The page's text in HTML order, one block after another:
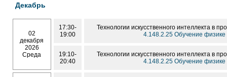
Декабрь
02
декабря
2026
Среда
17:30-
19:00
Технологии искусственного интеллекта в
4.148.2.25 Обучение
19:10-
20:40
Технологии искусственного интеллекта в
4.148.2.25 Обучение